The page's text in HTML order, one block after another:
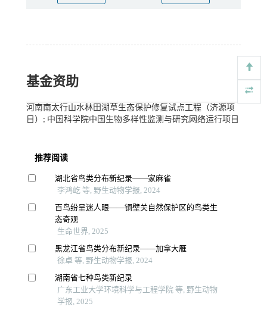
基金资助
河南南太行山水林田湖草生态保护修复试点工程（济源项
目）; 中国科学院中国生物多样性监测与研究网络运行项目